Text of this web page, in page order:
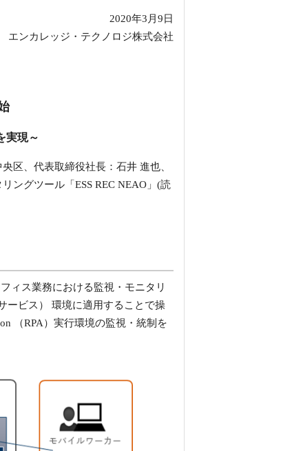
2020年3月9日
エンカレッジ・テクノロジ株式会社
実現～
区、代表取締役社長：石井 進也、
ングツール「ESS REC NEAO」(読
ィス業務における監視・モニタリ
ービス） 環境に適用することで操
（RPA）実行環境の監視・統制を